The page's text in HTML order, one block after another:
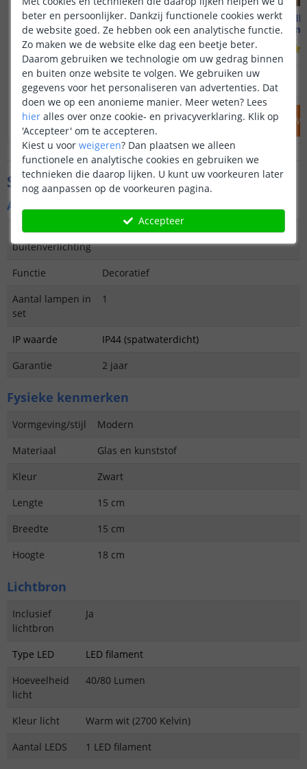
Solar wandlamp Cube
Warm wit licht
(65 reviews)
69,95
IN WINKELWAGEN
Solar
Warm
IN
Specificaties
Algemene kenmerken
Type
buitenverlichting
Wandlamp
Functie
Decoratief
Aantal lampen in
set
1
IP waarde
IP44 (spatwaterdicht)
Garantie
2 jaar
Fysieke kenmerken
Vormgeving/stijl
Modern
Materiaal
Glas en kunststof
Kleur
Zwart
Lengte
15 cm
Breedte
15 cm
Hoogte
18 cm
Lichtbron
Inclusief
lichtbron
Ja
Type LED
LED filament
Hoeveelheid
licht
40/80 Lumen
Kleur licht
Warm wit (2700 Kelvin)
Aantal LEDS
1 LED filament
beter en persoonlijker. Dankzij functionele cookies werkt
de website goed. Ze hebben ook een analytische functie.
Zo maken we de website elke dag een beetje beter.
Daarom gebruiken we technologie om uw gedrag binnen
en buiten onze website te volgen. We gebruiken uw
gegevens voor het personaliseren van advertenties. Dat
doen we op een anonieme manier. Meer weten? Lees
hier alles over onze cookie- en privacyverklaring. Klik op
'Accepteer' om te accepteren.
Kiest u voor weigeren? Dan plaatsen we alleen
functionele en analytische cookies en gebruiken we
technieken die daarop lijken. U kunt uw voorkeuren later
nog aanpassen op de voorkeuren pagina.
Accepteer